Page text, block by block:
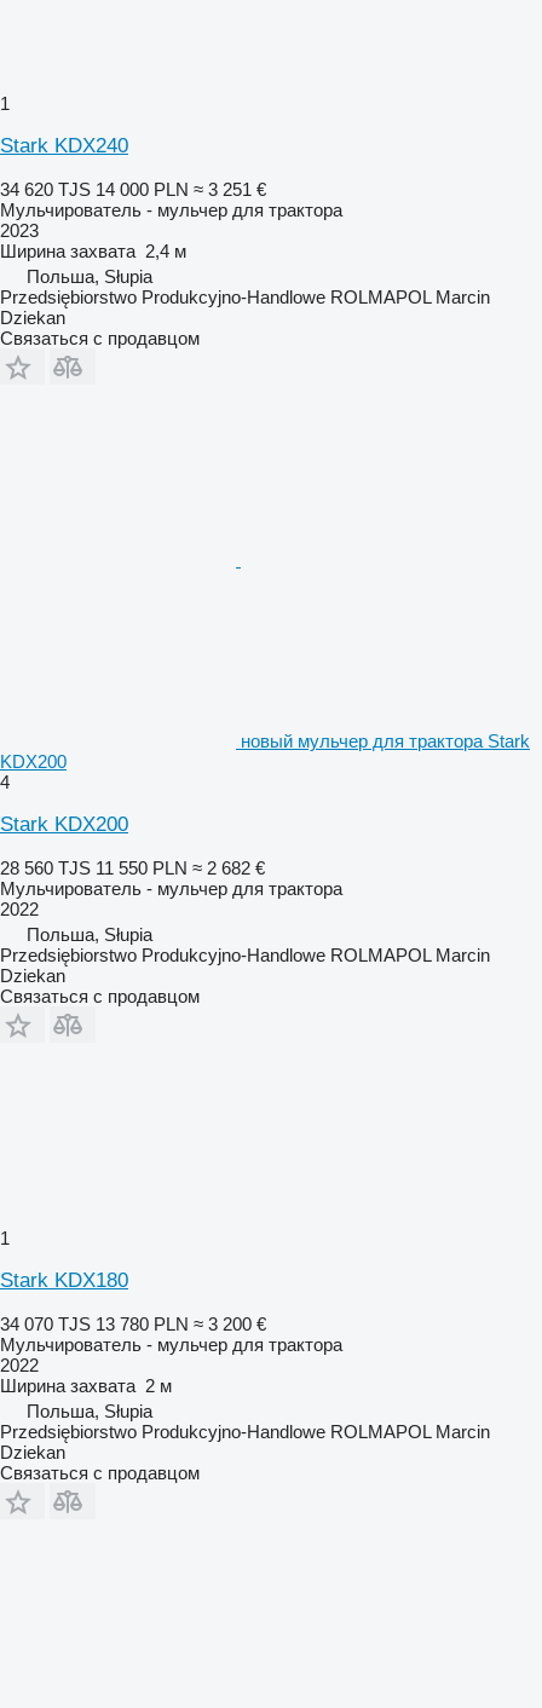
1
Stark KDX240
34 620 TJS 14 000 PLN ≈ 3 251 €
Мульчирователь - мульчер для трактора
2023
Ширина захвата 2,4 м
Польша, Słupia
Przedsiębiorstwo Produkcyjno-Handlowe ROLMAPOL Marcin
Dziekan
Связаться с продавцом
новый мульчер для трактора Stark
KDX200
4
Stark KDX200
28 560 TJS 11 550 PLN ≈ 2 682 €
Мульчирователь - мульчер для трактора
2022
Польша, Słupia
Przedsiębiorstwo Produkcyjno-Handlowe ROLMAPOL Marcin
Dziekan
Связаться с продавцом
1
Stark KDX180
34 070 TJS 13 780 PLN ≈ 3 200 €
Мульчирователь - мульчер для трактора
2022
Ширина захвата 2 м
Польша, Słupia
Przedsiębiorstwo Produkcyjno-Handlowe ROLMAPOL Marcin
Dziekan
Связаться с продавцом